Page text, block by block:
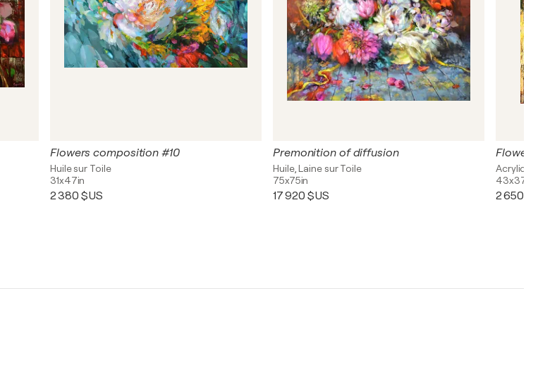
Flowers composition #10
Huile sur Toile
31x47in
2 380 $US
Premonition of diffusion
Huile, Laine sur Toile
75x75in
17 920 $US
43x37in
2 650